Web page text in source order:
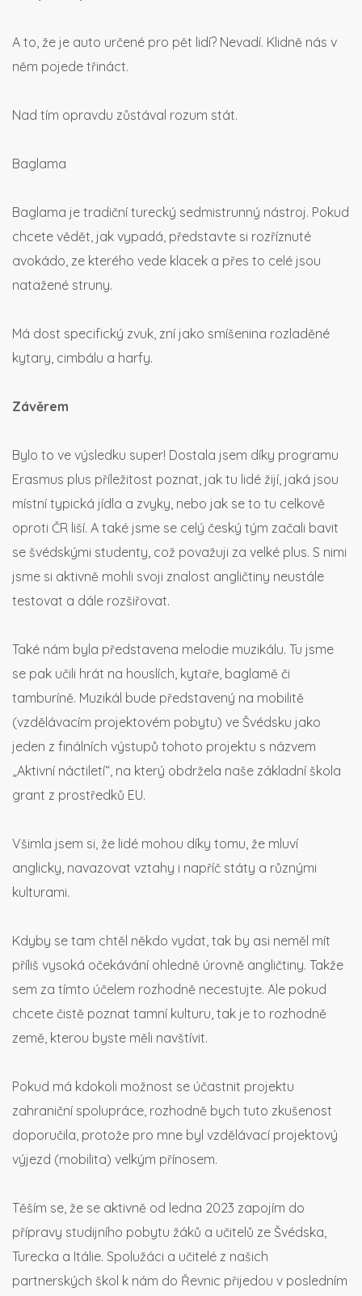
A to, že je auto určené pro pět lidí? Nevadí. Klidně nás v
něm pojede třináct.
Nad tím opravdu zůstával rozum stát.
Baglama
Baglama je tradiční turecký sedmistrunný nástroj. Pokud
chcete vědět, jak vypadá, představte si rozříznuté
avokádo, ze kterého vede klacek a přes to celé jsou
natažené struny.
Má dost specifický zvuk, zní jako smíšenina rozladěné
kytary, cimbálu a harfy.
Závěrem
Bylo to ve výsledku super! Dostala jsem díky programu
Erasmus plus příležitost poznat, jak tu lidé žijí, jaká jsou
místní typická jídla a zvyky, nebo jak se to tu celkově
oproti ČR liší. A také jsme se celý český tým začali bavit
se švédskými studenty, což považuji za velké plus. S nimi
jsme si aktivně mohli svoji znalost angličtiny neustále
testovat a dále rozšiřovat.
Také nám byla představena melodie muzikálu. Tu jsme
se pak učili hrát na houslích, kytaře, baglamě či
tamburíně. Muzikál bude představený na mobilitě
(vzdělávacím projektovém pobytu) ve Švédsku jako
jeden z finálních výstupů tohoto projektu s názvem
„Aktivní náctiletí“, na který obdržela naše základní škola
grant z prostředků EU.
Všimla jsem si, že lidé mohou díky tomu, že mluví
anglicky, navazovat vztahy i napříč státy a různými
kulturami.
Kdyby se tam chtěl někdo vydat, tak by asi neměl mít
příliš vysoká očekávání ohledně úrovně angličtiny. Takže
sem za tímto účelem rozhodně necestujte. Ale pokud
chcete čistě poznat tamní kulturu, tak je to rozhodně
země, kterou byste měli navštívit.
Pokud má kdokoli možnost se účastnit projektu
zahraniční spolupráce, rozhodně bych tuto zkušenost
doporučila, protože pro mne byl vzdělávací projektový
výjezd (mobilita) velkým přínosem.
Těším se, že se aktivně od ledna 2023 zapojím do
přípravy studijního pobytu žáků a učitelů ze Švédska,
Turecka a Itálie. Spolužáci a učitelé z našich
partnerských škol k nám do Řevnic přijedou v posledním